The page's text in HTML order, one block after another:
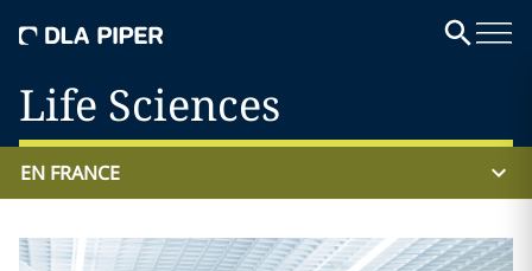
Life Sciences
EN FRANCE